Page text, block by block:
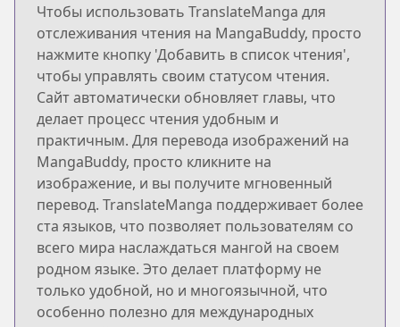
Чтобы использовать TranslateManga для
отслеживания чтения на MangaBuddy, просто
нажмите кнопку 'Добавить в список чтения',
чтобы управлять своим статусом чтения.
Сайт автоматически обновляет главы, что
делает процесс чтения удобным и
практичным. Для перевода изображений на
MangaBuddy, просто кликните на
изображение, и вы получите мгновенный
перевод. TranslateManga поддерживает более
ста языков, что позволяет пользователям со
всего мира наслаждаться мангой на своем
родном языке. Это делает платформу не
только удобной, но и многоязычной, что
особенно полезно для международных